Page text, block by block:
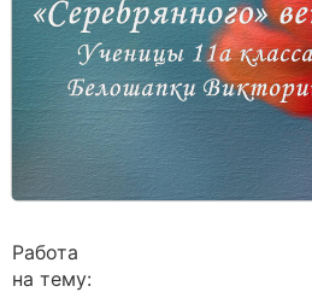
Работа
на тему: